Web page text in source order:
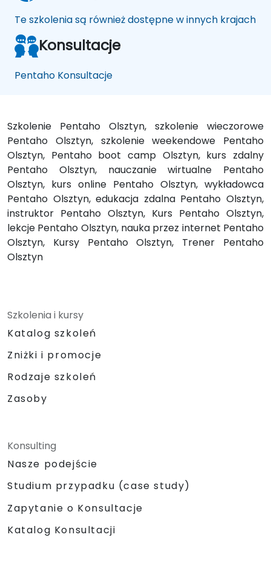
Te szkolenia są również dostępne w innych krajach
Konsultacje
Pentaho Konsultacje
Szkolenie Pentaho Olsztyn, szkolenie wieczorowe
Pentaho Olsztyn, szkolenie weekendowe Pentaho
Olsztyn, Pentaho boot camp Olsztyn, kurs zdalny
Pentaho Olsztyn, nauczanie wirtualne Pentaho
Olsztyn, kurs online Pentaho Olsztyn, wykładowca
Pentaho Olsztyn, edukacja zdalna Pentaho Olsztyn,
instruktor Pentaho Olsztyn, Kurs Pentaho Olsztyn,
lekcje Pentaho Olsztyn, nauka przez internet Pentaho
Olsztyn, Kursy Pentaho Olsztyn, Trener Pentaho
Olsztyn
Szkolenia i kursy
Katalog szkoleń
Zniżki i promocje
Rodzaje szkoleń
Zasoby
Konsulting
Nasze podejście
Studium przypadku (case study)
Zapytanie o Konsultacje
Katalog Konsultacji